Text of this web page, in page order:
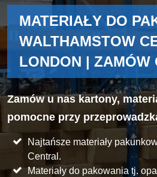
MATERIAŁY DO
WALTHAMSTOW
LONDON | ZAMÓW
Zamów u nas kartony,
pomocne przy
Najtańsze materiały
Central.
Materiały do pakowania tj.